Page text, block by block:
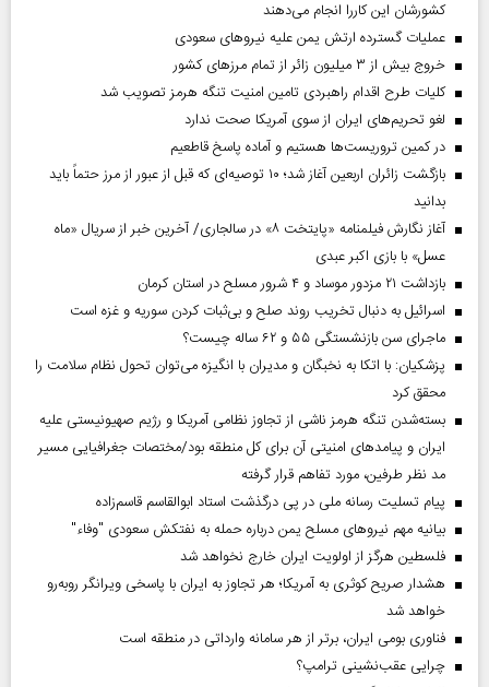
کشورشان این کاررا انجام می‌دهند
عملیات گسترده ارتش یمن علیه نیروهای سعودی
خروج بیش از ۳ میلیون زائر از تمام مرز‌های کشور
کلیات طرح اقدام راهبردی تامین امنیت تنگه هرمز تصویب شد
لغو تحریم‌های ایران از سوی آمریکا صحت ندارد
در کمین تروریست‌ها هستیم و آماده پاسخ قاطعیم
بازگشت زائران اربعین آغاز شد؛ ۱۰ توصیه‌ای که قبل از عبور از مرز حتماً باید
بدانید
آغاز نگارش فیلمنامه «پایتخت ۸» در سالجاری/ آخرین خبر از سریال «ماه
عسل» با بازی اکبر عبدی
بازداشت ۲۱ مزدور موساد و ۴ شرور مسلح در استان کرمان
اسرائیل به دنبال تخریب روند صلح و بی‌ثبات کردن سوریه و غزه است
ماجرای سن بازنشستگی ۵۵ و ۶۲ ساله چیست؟
پزشکیان: با اتکا به نخبگان و مدیران با انگیزه می‌توان تحول نظام سلامت را
محقق کرد
بسته‌شدن تنگه هرمز ناشی از تجاوز نظامی آمریکا و رژیم صهیونیستی علیه
ایران و پیامد‌های امنیتی آن برای کل منطقه بود/مختصات جغرافیایی مسیر
مد نظر طرفین، مورد تفاهم قرار گرفته
پیام تسلیت رسانه ملی در پی درگذشت استاد ابوالقاسم قاسم‌زاده
بیانیه مهم نیروهای مسلح یمن درباره حمله به نفتکش سعودی "وفاء"
فلسطین هرگز از اولویت ایران خارج نخواهد شد
هشدار صریح کوثری به آمریکا؛ هر تجاوز به ایران با پاسخی ویرانگر روبه‌رو
خواهد شد
فناوری بومی ایران، برتر از هر سامانه وارداتی در منطقه است
چرایی عقب‌نشینی ترامپ؟